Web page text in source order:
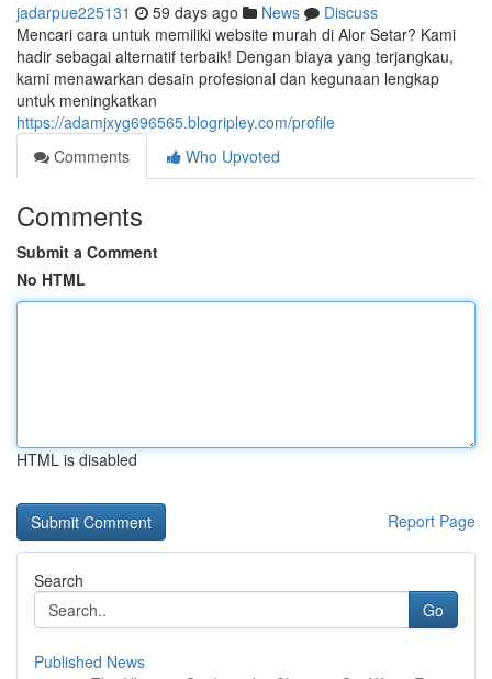
jadarpue225131 59 days ago News
Discuss
Mencari cara untuk memiliki website murah di Alor Setar? Kami
hadir sebagai alternatif terbaik! Dengan biaya yang terjangkau,
kami menawarkan desain profesional dan kegunaan lengkap
untuk meningkatkan
https://adamjxyg696565.blogripley.com/profile
Comments
Who Upvoted
Comments
Submit a Comment
No HTML
HTML is disabled
Report Page
Search
Go
Published News